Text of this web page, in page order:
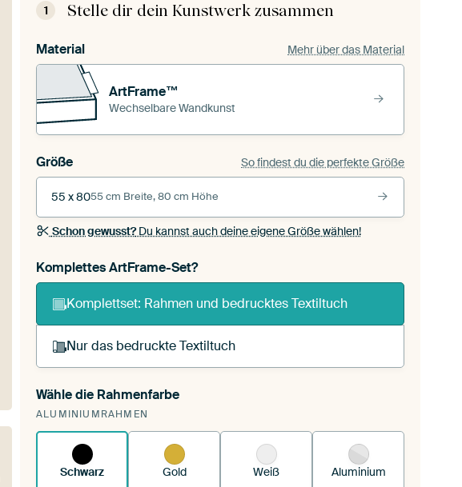
1 Stelle dir dein Kunstwerk zusammen
Material Mehr über das Material
ArtFrame™
Wechselbare Wandkunst
Größe So findest du die perfekte Größe
55 x 8055 cm Breite, 80 cm Höhe
Schon gewusst?Du kannst auch deine eigene Größe wählen!
Komplettes ArtFrame-Set?
Komplettset: Rahmen und bedrucktes Textiltuch
Nur das bedruckte Textiltuch
Du spannst einen wechselbaren Textiltuch in deinen
vorhandenen ArtFrame™.
Wähle die Rahmenfarbe
ALUMINIUMRAHMEN
Schwarz Gold Weiß Aluminium